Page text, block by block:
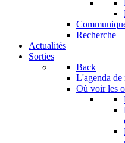
Recherche
Actualités
Sorties
Back
L'agenda de
Où voir les